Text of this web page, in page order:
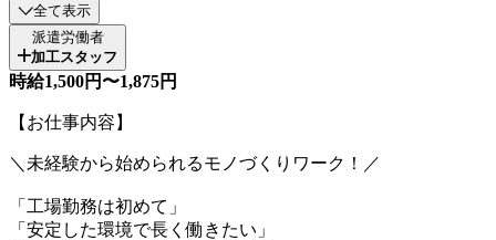
全て表示
派遣労働者
加工スタッフ
時給1,500円〜1,875円
【お仕事内容】
＼未経験から始められるモノづくりワーク！／
「工場勤務は初めて」
「安定した環境で長く働きたい」